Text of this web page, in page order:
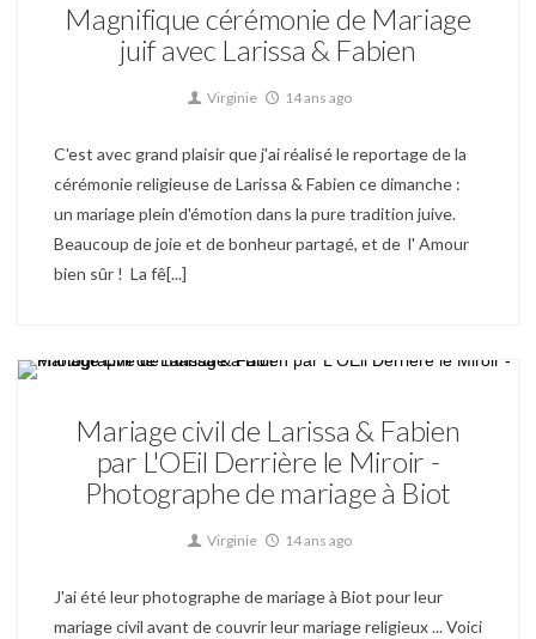
Magnifique cérémonie de Mariage
juif avec Larissa & Fabien
Virginie 14 ans ago
C'est avec grand plaisir que j'ai réalisé le reportage de la
cérémonie religieuse de Larissa & Fabien ce dimanche :
un mariage plein d'émotion dans la pure tradition juive.
Beaucoup de joie et de bonheur partagé, et de l' Amour
bien sûr ! La fê[...]
Mariage civil de Larissa & Fabien
par L'OEil Derrière le Miroir -
Photographe de mariage à Biot
Virginie 14 ans ago
J'ai été leur photographe de mariage à Biot pour leur
mariage civil avant de couvrir leur mariage religieux ... Voici